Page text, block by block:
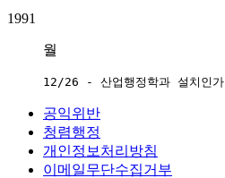
1991
월
12/26 - 산업행정학과 설치인가
공익위반
청렴행정
개인정보처리방침
이메일무단수집거부